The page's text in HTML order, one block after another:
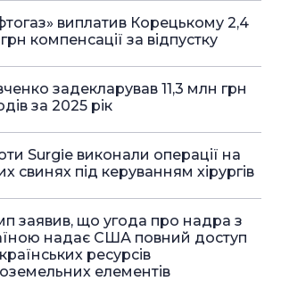
виплатив Корецькому 2,4
компенсації за відпустку
задекларував 11,3 млн грн
за 2025 рік
Surgie виконали операції на
свинях під керуванням хірургів
заявив, що угода про надра з
надає США повний доступ
ресурсів
елементів